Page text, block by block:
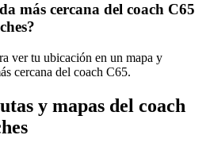
más cercana del coach C65
ver tu ubicación en un mapa y
cercana del coach C65.
y mapas del coach